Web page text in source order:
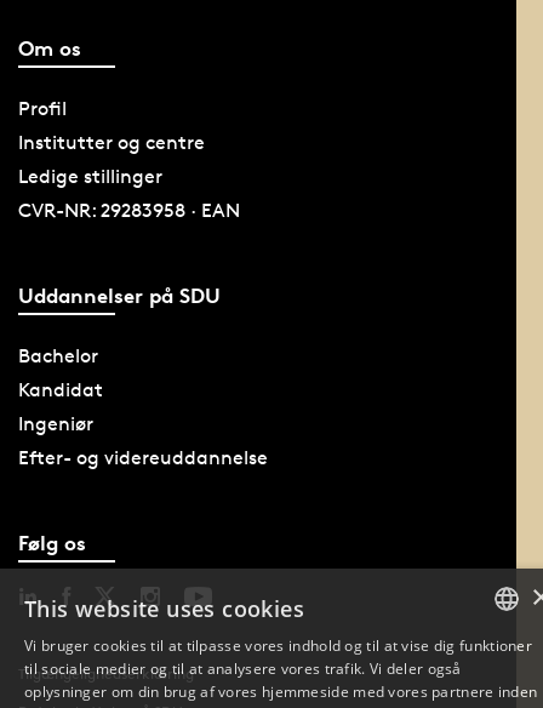
Om os
Profil
Institutter og centre
Ledige stillinger
CVR-NR: 29283958 · EAN
Uddannelser på SDU
Bachelor
Kandidat
Ingeniør
Efter- og videreuddannelse
Følg os
Tilgængelighedserklæring
This website uses cookies
Vi bruger cookies til at tilpasse vores indhold og til at vise dig funktioner
til sociale medier og til at analysere vores trafik. Vi deler også
oplysninger om din brug af vores hjemmeside med vores partnere inden